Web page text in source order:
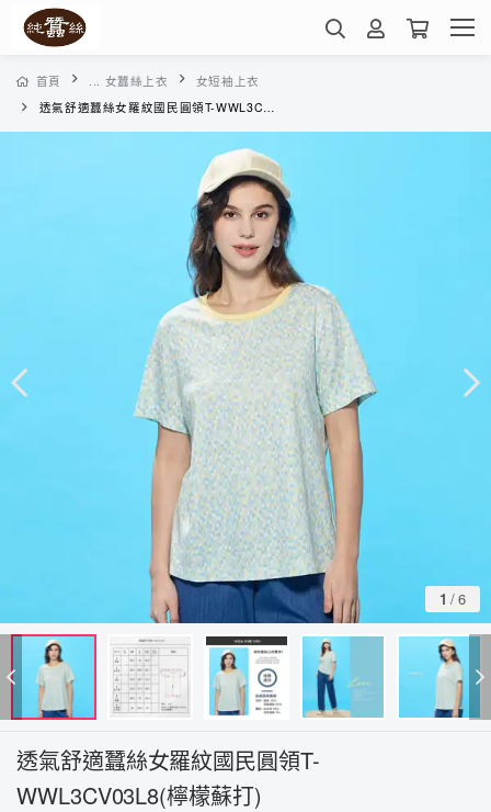
首頁 ... 女蠶絲上衣
女短袖上衣
透氣舒適蠶絲女羅紋國民圓領T-WWL3CV03L8(檸檬蘇打)
1 /6
透氣舒適蠶絲女羅紋國民圓領T-
WWL3CV03L8(檸檬蘇打)